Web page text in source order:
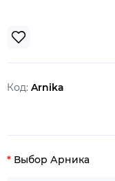
Код: Arnika
Выбор Арника